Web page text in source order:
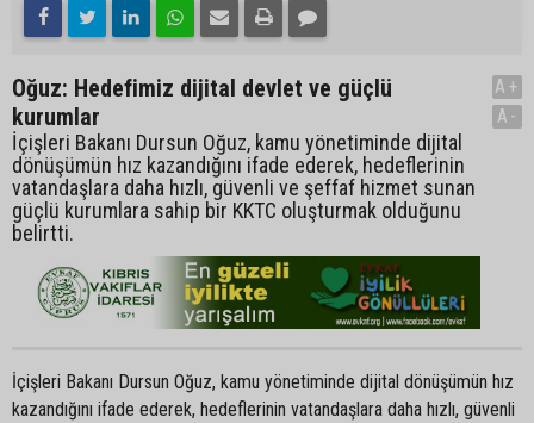
Oğuz: Hedefimiz dijital devlet ve güçlü
kurumlar
İçişleri Bakanı Dursun Oğuz, kamu yönetiminde dijital
dönüşümün hız kazandığını ifade ederek, hedeflerinin
vatandaşlara daha hızlı, güvenli ve şeffaf hizmet sunan
güçlü kurumlara sahip bir KKTC oluşturmak olduğunu
belirtti.
A+
A-
İçişleri Bakanı Dursun Oğuz, kamu yönetiminde dijital dönüşümün hız
kazandığını ifade ederek, hedeflerinin vatandaşlara daha hızlı, güvenli